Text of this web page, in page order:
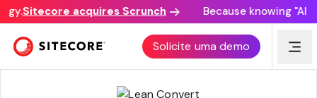
Sitecore acquires Scrunch Because knowing "AI
Solicite uma demo
OTIMIZAÇÃO WEB